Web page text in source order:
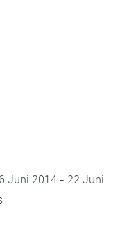
Juni 2014 - 22 Juni